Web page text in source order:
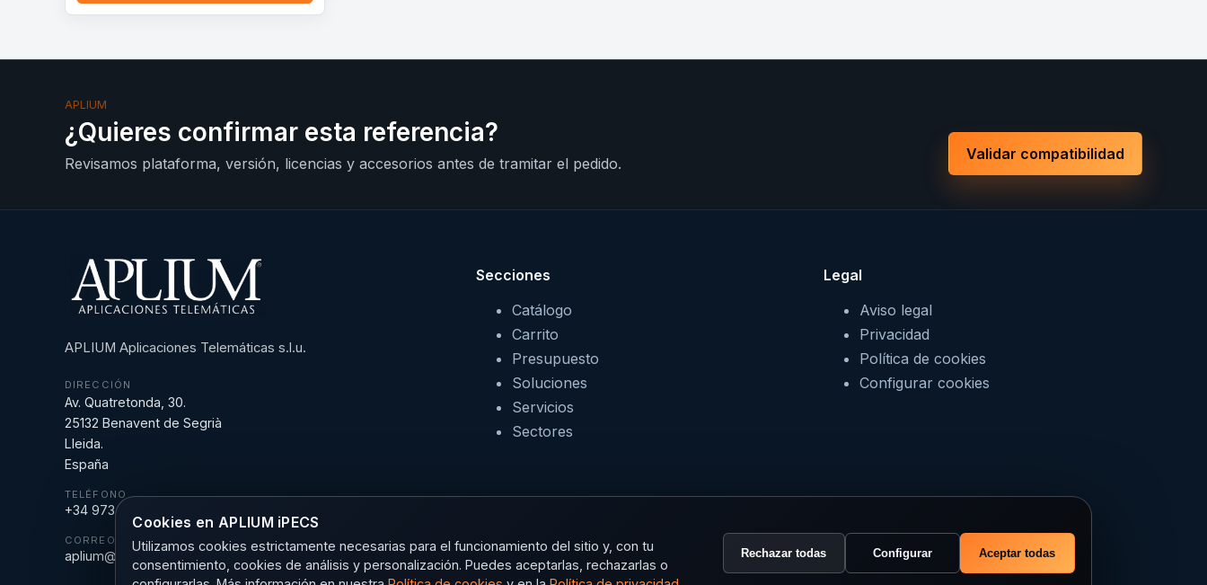
APLIUM
¿Quieres confirmar esta referencia?
Revisamos plataforma, versión, licencias y accesorios antes de tramitar el pedido.
Validar compatibilidad
APLIUM Aplicaciones Telemáticas s.l.u.
DIRECCIÓN
Av. Quatretonda, 30.
25132 Benavent de Segrià
Lleida.
España
TELÉFONO
+34 973 18 43 43
CORREO
aplium@aplium.com
Secciones
Catálogo
Carrito
Presupuesto
Soluciones
Servicios
Sectores
Legal
Aviso legal
Privacidad
Política de cookies
Configurar cookies
Cookies en APLIUM iPECS
Utilizamos cookies estrictamente necesarias para el funcionamiento del sitio y, con tu
consentimiento, cookies de análisis y personalización. Puedes aceptarlas, rechazarlas o
Rechazar todas Configurar Aceptar todas